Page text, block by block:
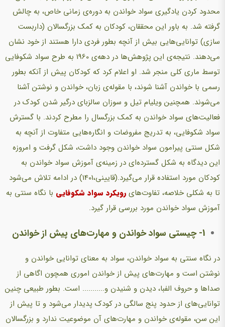
محدود کردن یادگیری سواد خواندن به دوره‌ی زمانی خاص، به چالش
گرفته شد. به باور این محققان، کودکان به کمک بزرگسالان (داربست
سازی) توانایی‌هایی بیش از آنچه بطور فردی دارا هستند از خود نشان
می‌دهند. نتیجه‌ی این پژوهش‌ها در دهه‌ی 1960 به طرح سواد شکوفایی
توسط ماری کلی منجر شد. او اعلام کرد که کودکان پیش از آنکه بطور
رسمی با خواندن آشنا شوند، با مقوله‌ی زبان، خواندن و نوشتن آشنا
می‌شوند. همچنین ویلیام تیل و سوزان سالزبای درگیر شدن کودک در
فعالیت‌های سواد خواندن به کمک بزرگسال را مطرح کردند. با گسترش
سواد شکوفایی، به تدریج مفروضات و انگاره‌هایی متفاوت از آنچه به
شکل سنتی پیرامون سواد خواندن وجود داشت، شکل گرفت و امروزه
این دیدگاه به شکل گسترده‌ای در زمینه‌ی آموزش سواد خواندن به
کودکان مورد استفاده قرار می‌گیرد.(قایینی،1401) در ادامه تلاش می‌شود
تا به شکلی خلاصه، تفاوت‌های رویکرد سواد شکوفایی با نگاه سنتی به
آموزش سواد خواندن مورد بررسی قرار گیرد.
1- چیستی سواد خواندن و مهارت‌های پیش از خواندن
در نگاه سنتی به سواد خواندن، سواد به معنای توانایی خواندن و
نوشتن است و مهارت‌های پیش از خواندن اموری همچون اگاهی از
صداها و حروف الفبا، دیدن و شنیدن و........... است. بطور طبیعی چنین
توانایی‌های از حدود پنج سالگی در کودک پدیدار می‌شود و تا پیش از
این سن، مقوله‌ی خواندن و مهارت‌های آن موضوعیت ندارد و بزرگسالان